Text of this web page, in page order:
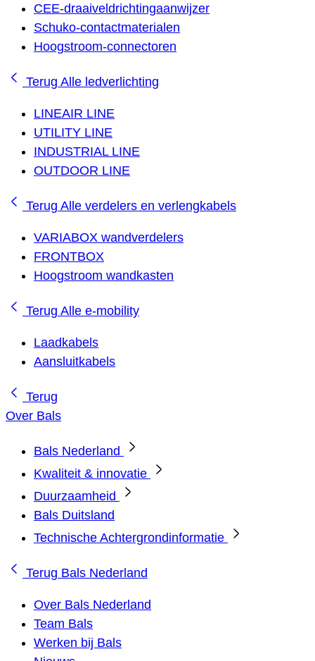
CEE-draaiveldrichtingaanwijzer
Schuko-contactmaterialen
Hoogstroom-connectoren
Terug Alle ledverlichting
LINEAIR LINE
UTILITY LINE
INDUSTRIAL LINE
OUTDOOR LINE
Terug Alle verdelers en verlengkabels
VARIABOX wandverdelers
FRONTBOX
Hoogstroom wandkasten
Terug Alle e-mobility
Laadkabels
Aansluitkabels
Terug
Over Bals
Bals Nederland
Kwaliteit & innovatie
Duurzaamheid
Bals Duitsland
Technische Achtergrondinformatie
Terug Bals Nederland
Over Bals Nederland
Team Bals
Werken bij Bals